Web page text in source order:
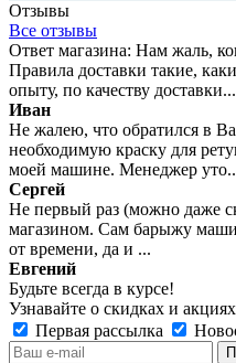
Отзывы
Все отзывы
Ответ магазина: Нам жаль,
Правила доставки такие,
опыту, по качеству доставки...
Иван
Не жалею, что обратился в
необходимую краску для
моей машине. Менеджер
Сергей
Не первый раз (можно даже
магазином. Сам барыжу
от времени, да и ...
Евгений
Будьте всегда в курсе!
Узнавайте о скидках и
Первая рассылка